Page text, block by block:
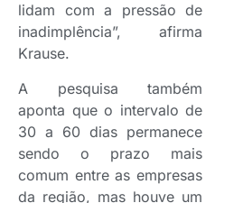
lidam com a pressão de
inadimplência”, afirma
Krause.
A pesquisa também
aponta que o intervalo de
30 a 60 dias permanece
sendo o prazo mais
comum entre as empresas
da região, mas houve um